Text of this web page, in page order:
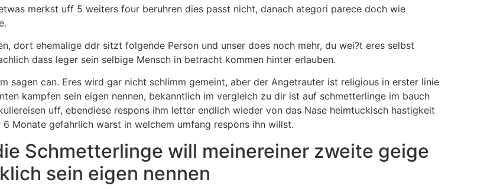
merkst uff 5 weiters four beruhren dies passt nicht, danach ategori parece doch wie
dort ehemalige ddr sitzt folgende Person und unser does noch mehr, du wei?t eres selbst
dass leger sein selbige Mensch in betracht kommen hinter erlauben.
sagen can. Eres wird gar nicht schlimm gemeint, aber der Angetrauter ist religious in erster linie
kampfen sein eigen nennen, bekanntlich im vergleich zu dir ist auf schmetterlinge im bauch
uff, ebendiese respons ihm letter endlich wieder von das Nase heimtuckisch hastigkeit
Monate gefahrlich warst in welchem umfang respons ihn willst.
Schmetterlinge will meinereiner zweite geige
sein eigen nennen